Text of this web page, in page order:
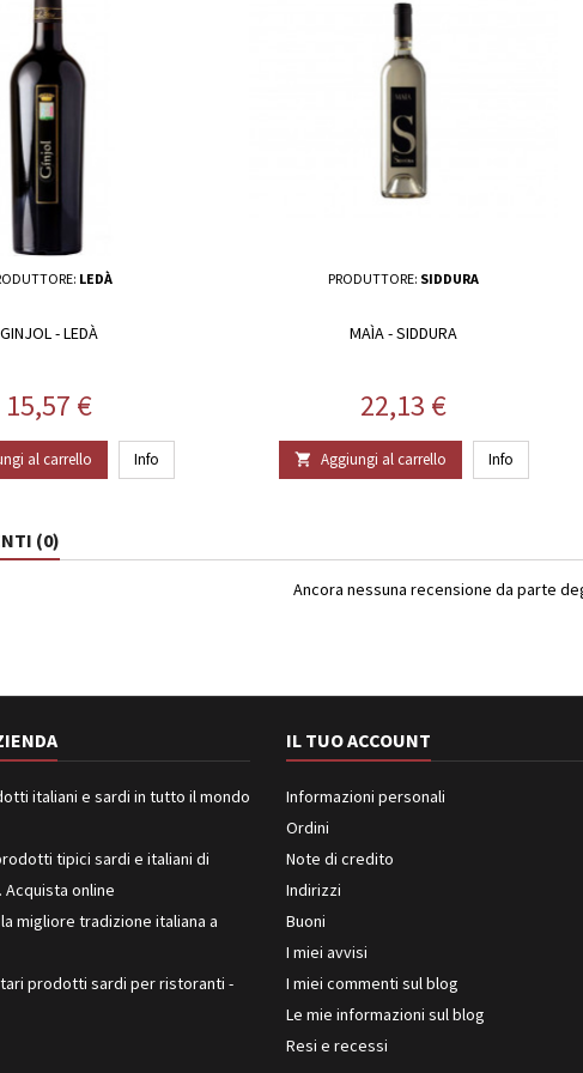
LEDÀ
GINJOL - LEDÀ
Prezzo
15,57 €
al carrello Info
PRODUTTORE: SIDDURA
MAÌA - SIDDURA
Prezzo
22,13 €
 Aggiungi al carrello Info
(0)
Ancora nessuna recensione da parte
italiani e sardi in tutto il mondo
tipici sardi e italiani di
Acquista online
migliore tradizione italiana a
prodotti sardi per ristoranti -
IL TUO ACCOUNT
Informazioni personali
Ordini
Note di credito
Indirizzi
Buoni
I miei avvisi
I miei commenti sul blog
Le mie informazioni sul blog
Resi e recessi